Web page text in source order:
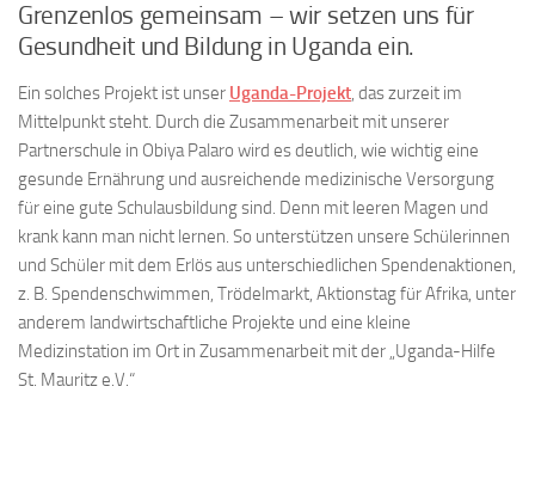
Grenzenlos gemeinsam – wir setzen uns für
Gesundheit und Bildung in Uganda ein.
Ein solches Projekt ist unser Uganda-Projekt, das zurzeit im
Mittelpunkt steht. Durch die Zusammenarbeit mit unserer
Partnerschule in Obiya Palaro wird es deutlich, wie wichtig eine
gesunde Ernährung und ausreichende medizinische Versorgung
für eine gute Schulausbildung sind. Denn mit leeren Magen und
krank kann man nicht lernen. So unterstützen unsere Schülerinnen
und Schüler mit dem Erlös aus unterschiedlichen Spendenaktionen,
z. B. Spendenschwimmen, Trödelmarkt, Aktionstag für Afrika, unter
anderem landwirtschaftliche Projekte und eine kleine
Medizinstation im Ort in Zusammenarbeit mit der „Uganda-Hilfe
St. Mauritz e.V.“